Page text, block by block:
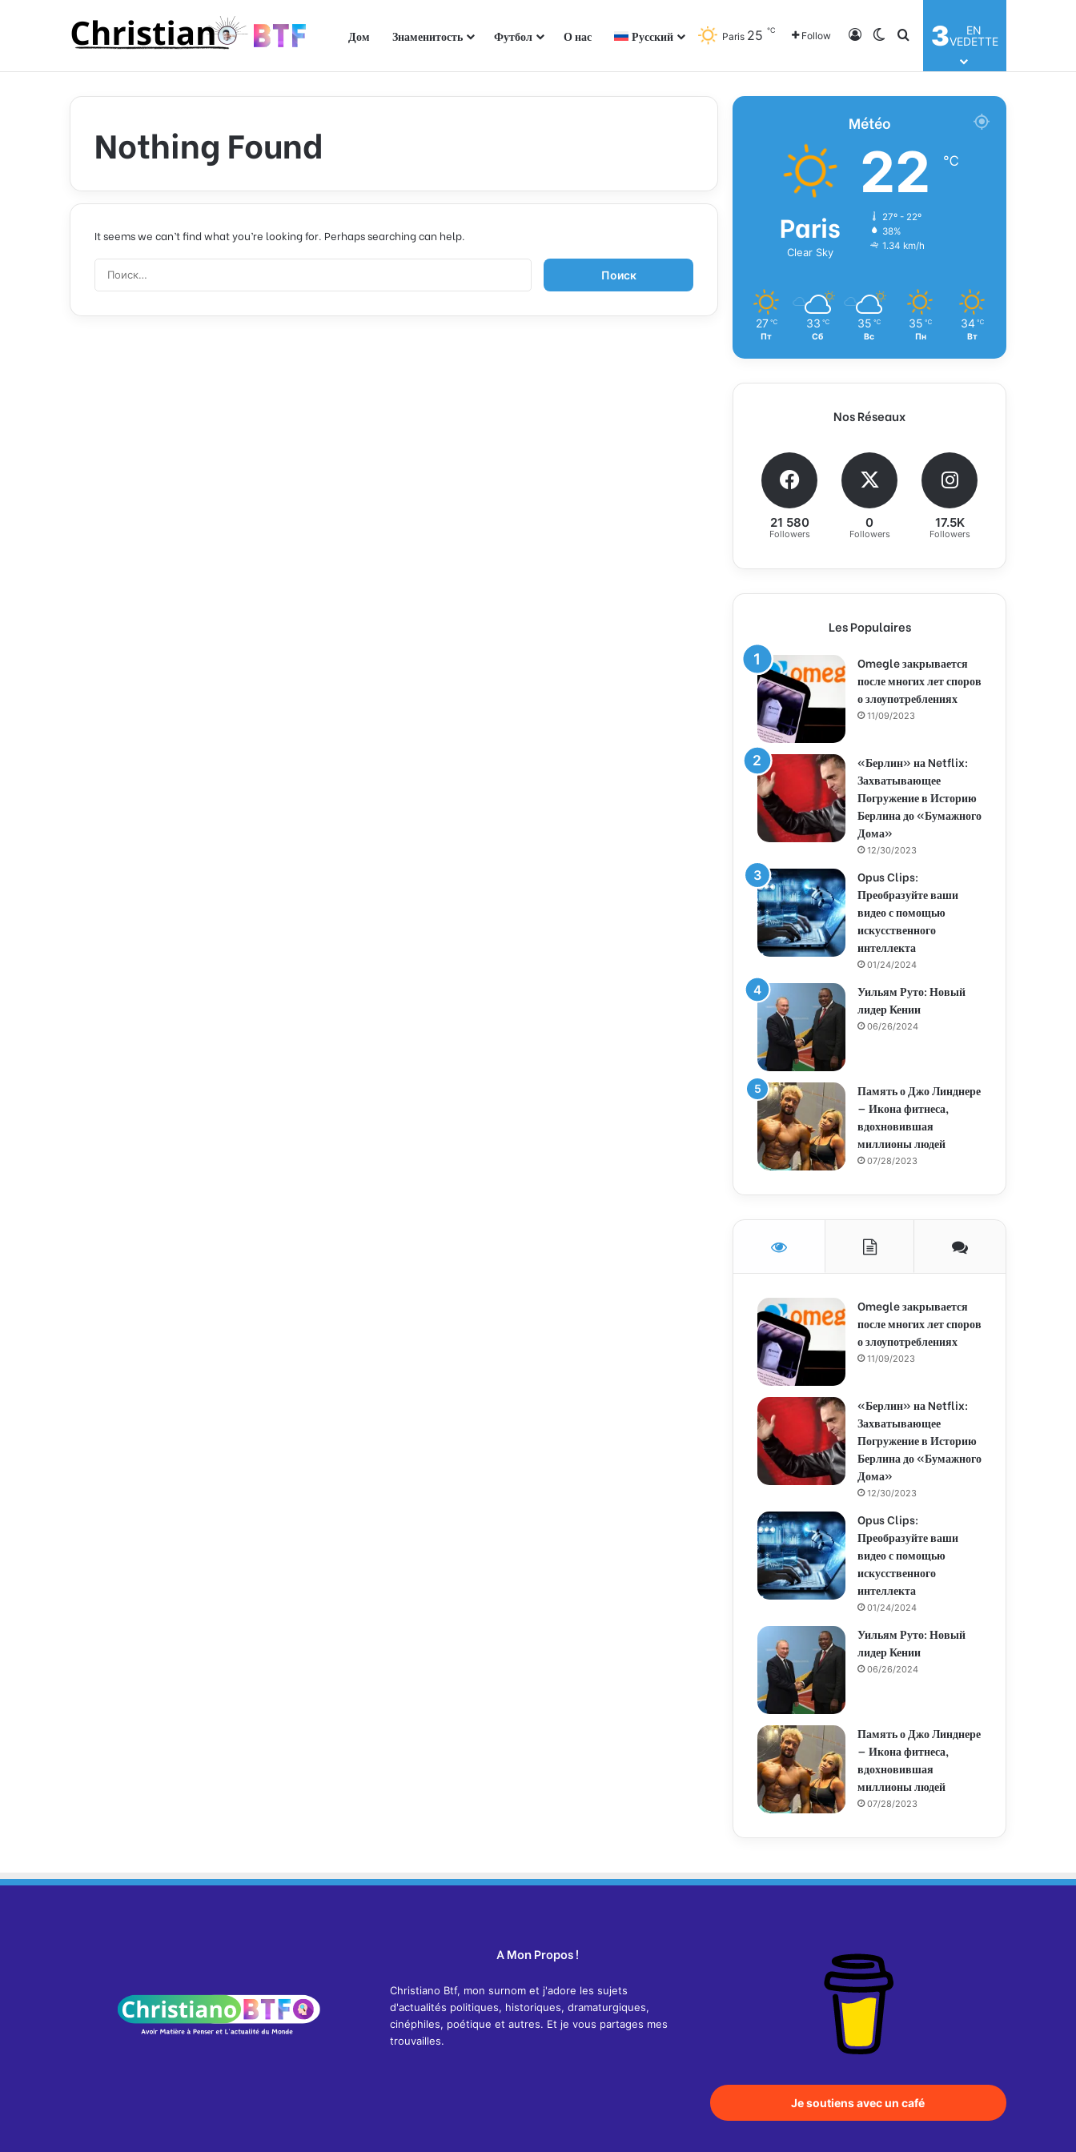
Дом Знаменитость Футбол О нас Русский Paris 25 ℃ Follow Log InSwitch skin
Search for
3
EN
VEDETTE
Nothing Found
It seems we can’t find what you’re looking for. Perhaps searching can help.
т
Météo
Paris
Clear Sky
22 ℃
27º - 22º
38%
1.34 km/h
27 ℃
Пт
33 ℃
Сб
35 ℃
Вс
35 ℃
Пн
34 ℃
Вт
Nos Réseaux
21 580
Followers
0
Followers
17.5K
Followers
Les Populaires
Omegle закрывается
после многих лет споров
о злоупотреблениях
11/09/2023
«Берлин» на Netflix:
Захватывающее
Погружение в Историю
Берлина до «Бумажного
Дома»
12/30/2023
Opus Clips:
Преобразуйте ваши
видео с помощью
искусственного
интеллекта
01/24/2024
Уильям Руто: Новый
лидер Кении
06/26/2024
Память о Джо Линднере
— Икона фитнеса,
вдохновившая
миллионы людей
07/28/2023
Omegle закрывается
после многих лет споров
о злоупотреблениях
11/09/2023
«Берлин» на Netflix:
Захватывающее
Погружение в Историю
Берлина до «Бумажного
Дома»
12/30/2023
Opus Clips:
Преобразуйте ваши
видео с помощью
искусственного
интеллекта
01/24/2024
Уильям Руто: Новый
лидер Кении
06/26/2024
Память о Джо Линднере
— Икона фитнеса,
вдохновившая
миллионы людей
07/28/2023
A Mon Propos !
Christiano Btf, mon surnom et j'adore les sujets
d'actualités politiques, historiques, dramaturgiques,
cinéphiles, poétique et autres. Et je vous partages mes
trouvailles.
Je soutiens avec un café